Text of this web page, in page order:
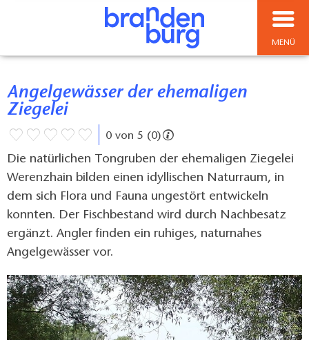
MENÜ
Angelgewässer der ehemaligen
Ziegelei
0 von 5 (0)
Die natürlichen Tongruben der ehemaligen Ziegelei
Werenzhain bilden einen idyllischen Naturraum, in
dem sich Flora und Fauna ungestört entwickeln
konnten. Der Fischbestand wird durch Nachbesatz
ergänzt. Angler finden ein ruhiges, naturnahes
Angelgewässer vor.